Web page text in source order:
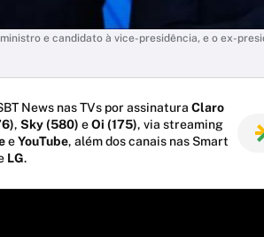
e candidato à vice-presidência, e o ex-
News nas TVs por assinatura Claro
, Sky (580) eOi (175), via streaming
eYouTube, além dos canais nas Smart
LG.